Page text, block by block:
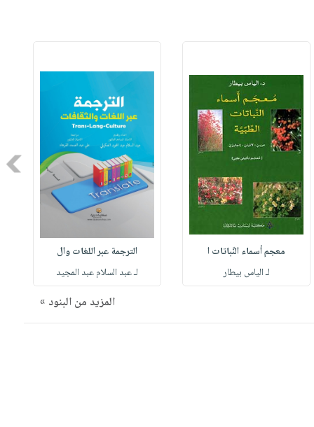
معجم أسماء النّباتات ا
لـ الياس بيطار
الترجمة عبر اللغات وال
لـ عبد السلام عبد المجيد
المزيد من البنود »